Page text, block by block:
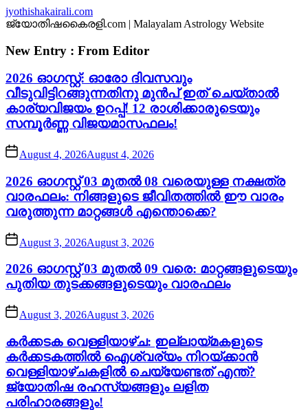
Skip
to
content
jyothishakairali.com
ജ്യോതിഷകൈരളി.com | Malayalam Astrology Website
New Entry : From Editor
2026 ഓഗസ്റ്റ്: ഓരോ ദിവസവും
വീടുവിട്ടിറങ്ങുന്നതിനു മുൻപ് ഇത് ചെയ്താൽ
കാര്യവിജയം ഉറപ്പ്! 12 രാശിക്കാരുടെയും
സമ്പൂർണ്ണ വിജയമാസഫലം!
August 4, 2026August 4, 2026
2026 ഓഗസ്റ്റ് 03 മുതൽ 08 വരെയുള്ള നക്ഷത്ര
വാരഫലം: നിങ്ങളുടെ ജീവിതത്തിൽ ഈ വാരം
വരുത്തുന്ന മാറ്റങ്ങൾ എന്തൊക്കെ?
August 3, 2026August 3, 2026
2026 ഓഗസ്റ്റ് 03 മുതൽ 09 വരെ: മാറ്റങ്ങളുടെയും
പുതിയ തുടക്കങ്ങളുടെയും വാരഫലം
August 3, 2026August 3, 2026
കർക്കടക വെള്ളിയാഴ്ച: ഇല്ലായ്മകളുടെ
കർക്കടകത്തിൽ ഐശ്വര്യം നിറയ്ക്കാൻ
വെള്ളിയാഴ്ചകളിൽ ചെയ്യേണ്ടത് എന്ത്?
ജ്യോതിഷ രഹസ്യങ്ങളും ലളിത
പരിഹാരങ്ങളും!